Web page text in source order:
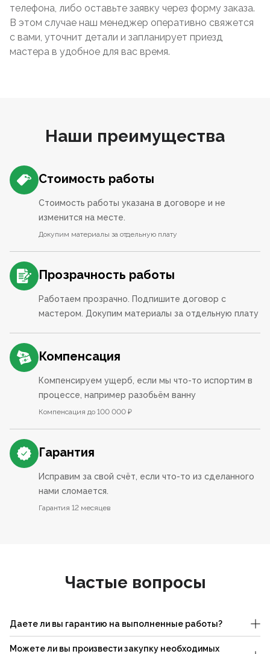
телефона, либо оставьте заявку через форму заказа.
В этом случае наш менеджер оперативно свяжется
с вами, уточнит детали и запланирует приезд
мастера в удобное для вас время.
Наши преимущества
Стоимость работы
Стоимость работы указана в договоре и не
изменится на месте.
Докупим материалы за отдельную плату
Прозрачность работы
Работаем прозрачно. Подпишите договор с
мастером. Докупим материалы за отдельную плату
Компенсация
Компенсируем ущерб, если мы что-то испортим в
процессе, например разобьём ванну
Компенсация до 100 000 ₽
Гарантия
Исправим за свой счёт, если что-то из сделанного
нами сломается.
Гарантия 12 месяцев
Частые вопросы
Даете ли вы гарантию на выполненные работы?
Можете ли вы произвести закупку необходимых